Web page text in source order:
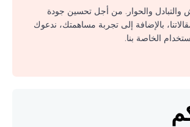
والتبادل والحوار. من أجل تحسين جودة
بالإضافة إلى تجربة مساهمتك، ندعوك
الخاصة بنا.